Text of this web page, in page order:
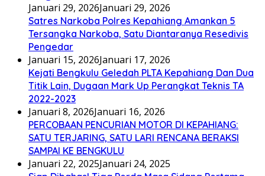
Januari 29, 2026Januari 29, 2026
Satres Narkoba Polres Kepahiang Amankan 5
Tersangka Narkoba, Satu Diantaranya Resedivis
Pengedar
Januari 15, 2026Januari 17, 2026
Kejati Bengkulu Geledah PLTA Kepahiang Dan Dua
Titik Lain, Dugaan Mark Up Perangkat Teknis TA
2022-2023
Januari 8, 2026Januari 16, 2026
PERCOBAAN PENCURIAN MOTOR DI KEPAHIANG:
SATU TERJARING, SATU LARI RENCANA BERAKSI
SAMPAI KE BENGKULU
Januari 22, 2025Januari 24, 2025